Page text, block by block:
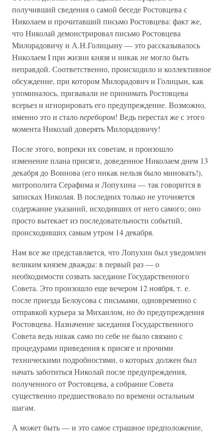
получивший сведения о самой беседе Ростовцева с
Николаем и прочитавший письмо Ростовцева: факт же,
что Николай демонстрировал письмо Ростовцева
Милорадовичу и А.Н.Голицыну — это рассказывалось
Николаем I при жизни князя и никак не могло быть
неправдой. Соответственно, происходило и коллективное
обсуждение, при котором Милорадович и Голицын, как
упоминалось, призывали не принимать Ростовцева
всерьез и игнорировать его предупреждение. Возможно,
именно это и сталоперебором! Ведь перестал же с этого
момента Николай доверять Милорадовичу!
После этого, вопреки их советам, и произошло
изменение плана присяги, доведенное Николаем днем 13
декабря до Воинова (его никак нельзя было миновать!),
митрополита Серафима и Лопухина — так говорится в
записках Николая. В последних только не уточняется
содержание указаний, исходивших от него самого; оно
просто вытекает из последовательности событий,
происходивших самым утром 14 декабря.
Нам все же представляется, что Лопухин был уведомлен
великим князем дважды: в первый раз — о
необходимости созвать заседание Государственного
Совета. Это произошло еще вечером 12 ноября, т. е.
после приезда Белоусова с письмами, одновременно с
отправкой курьера за Михаилом, нодопредупреждения
Ростовцева. Назначение заседания Государственного
Совета ведь никак само по себе не было связано с
процедурами приведения к присяге и прочими
техническими подробностями, о которых должен был
начать заботиться Николай после предупреждения,
полученного от Ростовцева, а собрание Совета
существенно предшествовало по времени остальным
шагам.
А может быть — и это самое страшное предположение,